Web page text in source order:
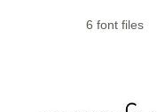
6 font files